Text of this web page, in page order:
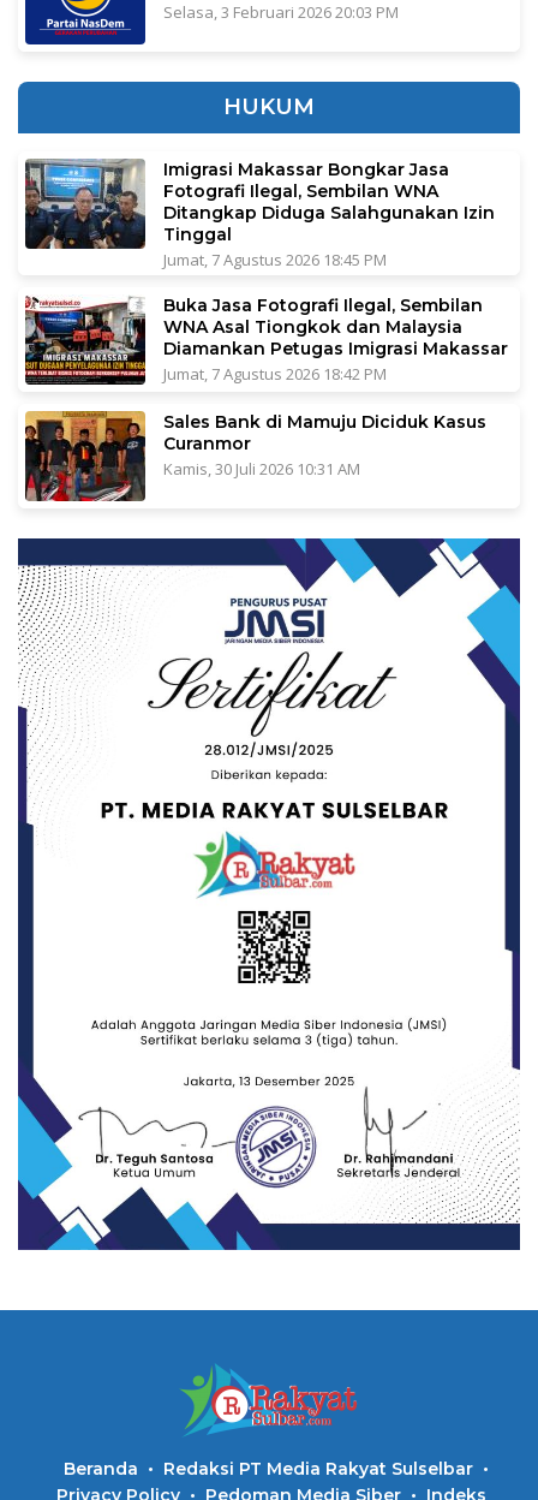
Selasa, 3 Februari 2026 20:03 PM
HUKUM
Imigrasi Makassar Bongkar Jasa
Fotografi Ilegal, Sembilan WNA
Ditangkap Diduga Salahgunakan Izin
Tinggal
Jumat, 7 Agustus 2026 18:45 PM
Buka Jasa Fotografi Ilegal, Sembilan
WNA Asal Tiongkok dan Malaysia
Diamankan Petugas Imigrasi Makassar
Jumat, 7 Agustus 2026 18:42 PM
Sales Bank di Mamuju Diciduk Kasus
Curanmor
Kamis, 30 Juli 2026 10:31 AM
Beranda
Redaksi PT Media Rakyat Sulselbar
Privacy Policy
Pedoman Media Siber Indeks